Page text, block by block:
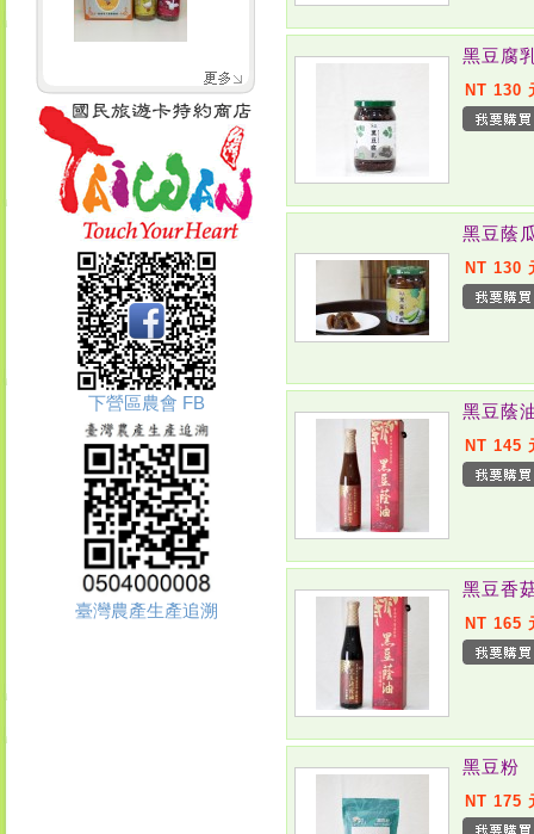
下營區農會 FB
臺灣農產生產追溯
黑豆腐
NT 130
黑豆蔭
NT 130
黑豆蔭
NT 145
黑豆香
NT 165
黑豆粉
NT 175